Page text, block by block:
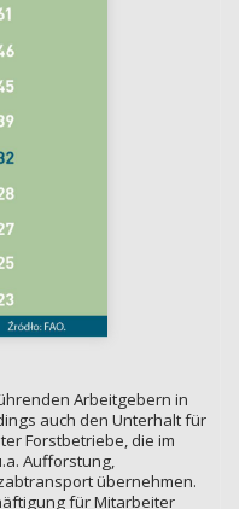
Arbeitgebern in
auch den Unterhalt für
Forstbetriebe, die im
Aufforstung,
übernehmen.
für Mitarbeiter